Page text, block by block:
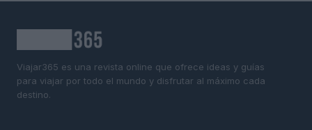
Viajar365 es una revista online que ofrece ideas y guías
para viajar por todo el mundo y disfrutar al máximo cada
destino.